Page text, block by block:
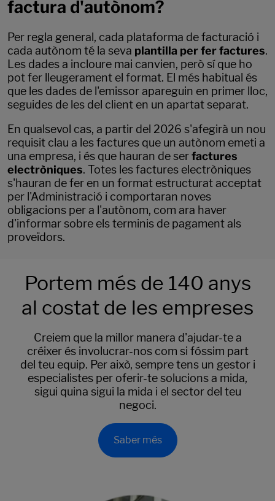
factura d'autònom?
Per regla general, cada plataforma de facturació i
cada autònom té la seva plantilla per fer factures.
Les dades a incloure mai canvien, però sí que ho
pot fer lleugerament el format. El més habitual és
que les dades de l'emissor apareguin en primer lloc,
seguides de les del client en un apartat separat.
En qualsevol cas, a partir del 2026 s'afegirà un nou
requisit clau a les factures que un autònom emeti a
una empresa, i és que hauran de serfactures
electròniques. Totes les factures electròniques
s'hauran de fer en un format estructurat acceptat
per l'Administració i comportaran noves
obligacions per a l'autònom, com ara haver
d'informar sobre els terminis de pagament als
proveïdors.
Portem més de 140 anys
al costat de les empreses
Creiem que la millor manera d'ajudar-te a
créixer és involucrar-nos com si fóssim part
del teu equip. Per això, sempre tens un gestor i
especialistes per oferir-te solucions a mida,
sigui quina sigui la mida i el sector del teu
negoci.
Saber més